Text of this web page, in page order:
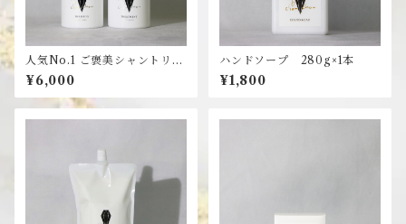
人気No.1 ご褒美シャントリセ
ット｜香りが選べる2本セッ
ト 290g×2
¥6,000
ハンドソープ 280g×1本
¥1,800